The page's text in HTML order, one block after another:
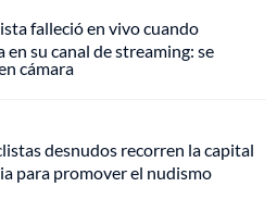
falleció en vivo cuando
en su canal de streaming: se
cámara
desnudos recorren la capital
para promover el nudismo